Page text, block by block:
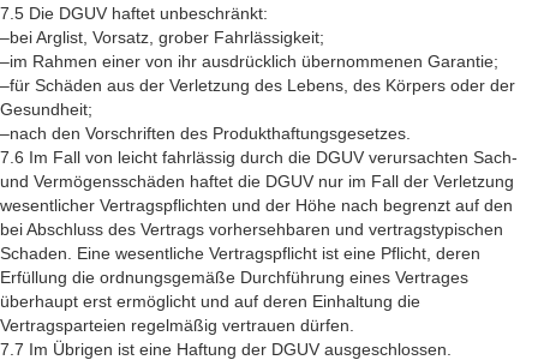
7.5 Die DGUV haftet unbeschränkt:
–bei Arglist, Vorsatz, grober Fahrlässigkeit;
–im Rahmen einer von ihr ausdrücklich übernommenen Garantie;
–für Schäden aus der Verletzung des Lebens, des Körpers oder der
Gesundheit;
–nach den Vorschriften des Produkthaftungsgesetzes.
7.6 Im Fall von leicht fahrlässig durch die DGUV verursachten Sach-
und Vermögensschäden haftet die DGUV nur im Fall der Verletzung
wesentlicher Vertragspflichten und der Höhe nach begrenzt auf den
bei Abschluss des Vertrags vorhersehbaren und vertragstypischen
Schaden. Eine wesentliche Vertragspflicht ist eine Pflicht, deren
Erfüllung die ordnungsgemäße Durchführung eines Vertrages
überhaupt erst ermöglicht und auf deren Einhaltung die
Vertragsparteien regelmäßig vertrauen dürfen.
7.7 Im Übrigen ist eine Haftung der DGUV ausgeschlossen.